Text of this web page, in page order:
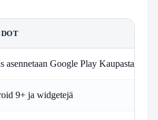
asennetaan Google Play Kaupasta
9+ ja widgetejä